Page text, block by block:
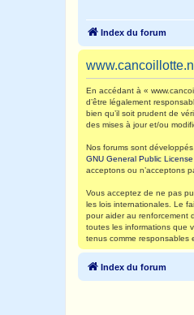
Index du forum
En accédant à «
d’être légalement
bien qu’il soit prudent de
des mises à jour et/ou
Nos forums sont
GNU General Public License
acceptons ou n’acceptons
Vous acceptez de ne pas
les lois internationales. Le
pour aider au renforcement
toutes les informations que
tenus comme responsables
Index du forum